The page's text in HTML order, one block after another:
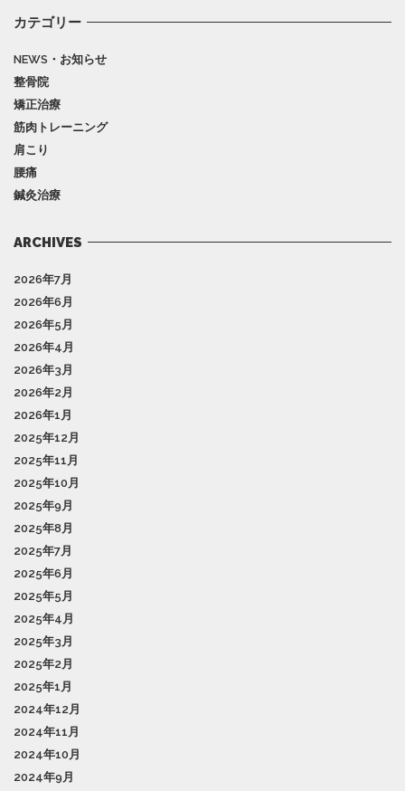
カテゴリー
NEWS・お知らせ
整骨院
矯正治療
筋肉トレーニング
肩こり
腰痛
鍼灸治療
ARCHIVES
2026年7月
2026年6月
2026年5月
2026年4月
2026年3月
2026年2月
2026年1月
2025年12月
2025年11月
2025年10月
2025年9月
2025年8月
2025年7月
2025年6月
2025年5月
2025年4月
2025年3月
2025年2月
2025年1月
2024年12月
2024年11月
2024年10月
2024年9月